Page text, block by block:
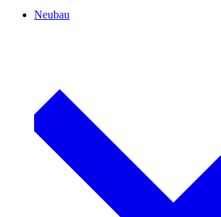
Neubau